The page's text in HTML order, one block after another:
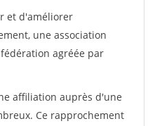
et d'améliorer
une association
agréée par
affiliation auprès d'une
Ce rapprochement